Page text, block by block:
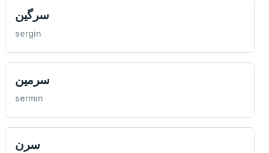
سرگين
sergin
سرمين
sermin
سرن